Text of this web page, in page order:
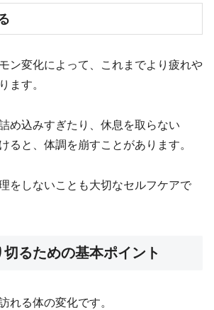
ン変化によって、これまでより疲れや
ます。
め込みすぎたり、休息を取らない
ると、体調を崩すことがあります。
をしないことも大切なセルフケアで
るための基本ポイント
れる体の変化です。